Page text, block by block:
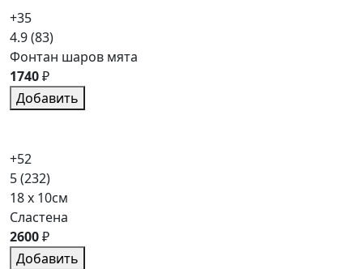
+35
4.9(83)
Фонтан шаров мята
1740₽
Добавить
+52
5(232)
18 x 10см
Сластена
2600₽
Добавить